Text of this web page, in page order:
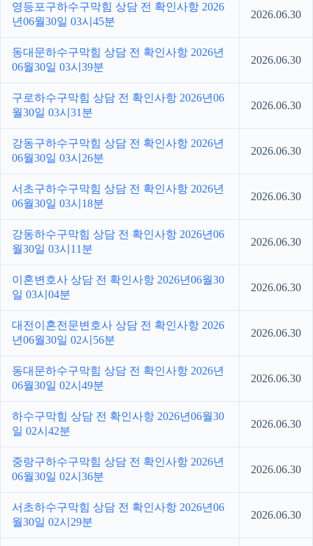
영등포구하수구막힘 상담 전 확인사항 2026
년06월30일 03시45분
2026.06.30
동대문하수구막힘 상담 전 확인사항 2026년
06월30일 03시39분
2026.06.30
구로하수구막힘 상담 전 확인사항 2026년06
월30일 03시31분
2026.06.30
강동구하수구막힘 상담 전 확인사항 2026년
06월30일 03시26분
2026.06.30
서초구하수구막힘 상담 전 확인사항 2026년
06월30일 03시18분
2026.06.30
강동하수구막힘 상담 전 확인사항 2026년06
월30일 03시11분
2026.06.30
이혼변호사 상담 전 확인사항 2026년06월30
일 03시04분
2026.06.30
대전이혼전문변호사 상담 전 확인사항 2026
년06월30일 02시56분
2026.06.30
동대문하수구막힘 상담 전 확인사항 2026년
06월30일 02시49분
2026.06.30
하수구막힘 상담 전 확인사항 2026년06월30
일 02시42분
2026.06.30
중랑구하수구막힘 상담 전 확인사항 2026년
06월30일 02시36분
2026.06.30
서초하수구막힘 상담 전 확인사항 2026년06
월30일 02시29분
2026.06.30